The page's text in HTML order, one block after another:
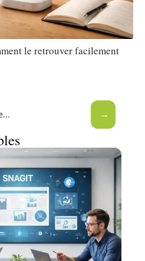
le retrouver facilement